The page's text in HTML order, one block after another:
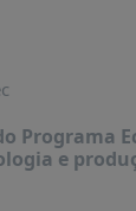
Programa
e